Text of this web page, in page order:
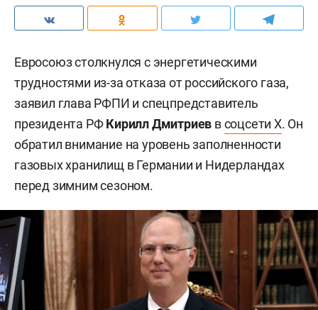
Евросоюз столкнулся с энергетическими
трудностями из-за отказа от российского газа,
заявил глава РФПИ и спецпредставитель
президента РФКирилл Дмитриев всоцсети X. Он
обратил внимание на уровень заполненности
газовых хранилищ в Германии и Нидерландах
перед зимним сезоном.